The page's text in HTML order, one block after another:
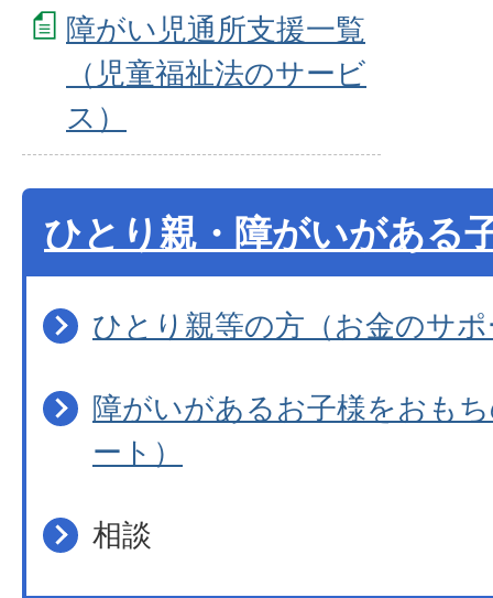
障がい児通所支援一覧
（児童福祉法のサービ
ス）
ひとり親・障がいがある
ひとり親等の方（お金のサ
障がいがあるお子様をおも
ート）
相談